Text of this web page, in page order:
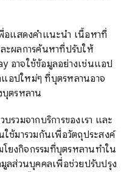
อแสดงคำแนะนำ เนื้อหาที่
ะผลการค้นหาที่ปรับให้
อาจใช้ข้อมูลอย่างเช่นแอป
อปใหม่ๆ ที่บุตรหลานอาจ
ตรหลาน
รวมจากบริการของเรา และ
ช้มารวมกันเพื่อวัตถุประสงค์
โยงกิจกรรมที่บุตรหลานทำใน
ลส่วนบุคคลเพื่อช่วยปรับปรุง